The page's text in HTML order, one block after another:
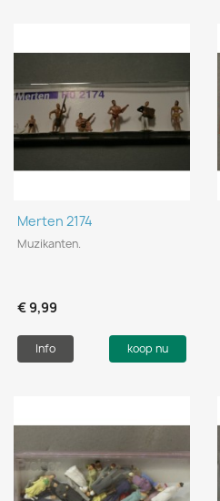
Merten 2174
Muzikanten.
€ 9,99
Info koop nu